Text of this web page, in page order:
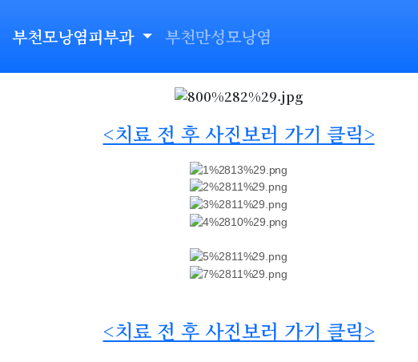
부천모낭염피부과 부천만성모낭염
<치료 전 후 사진보러 가기 클릭>
<치료 전 후 사진보러 가기 클릭>